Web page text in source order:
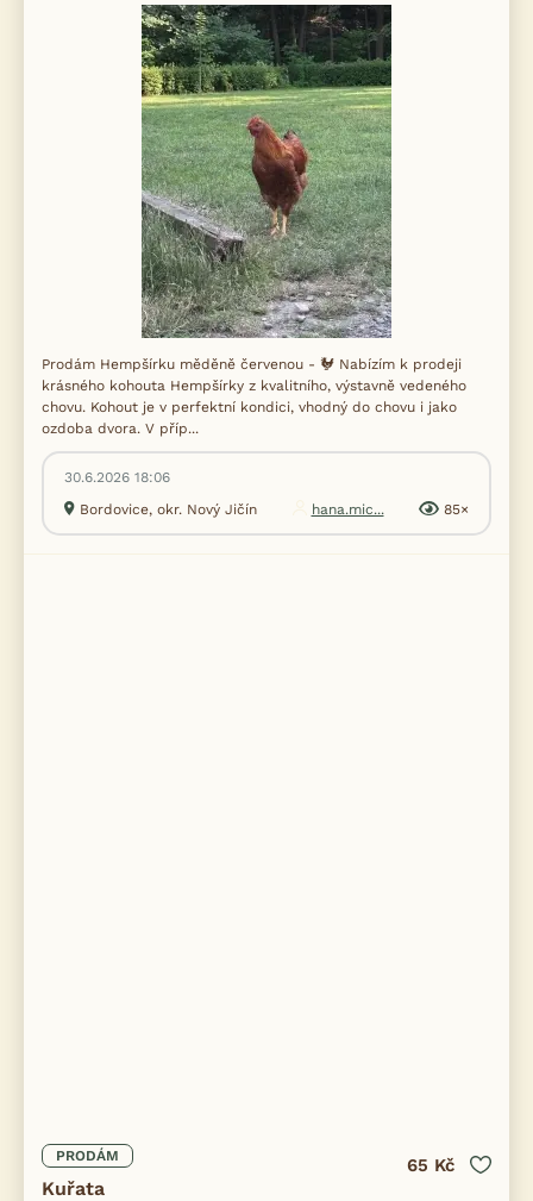
Prodám Hempšírku měděně červenou - 🐓 Nabízím k prodeji
krásného kohouta Hempšírky z kvalitního, výstavně vedeného
chovu. Kohout je v perfektní kondici, vhodný do chovu i jako
ozdoba dvora. V příp...
30.6.2026 18:06
Bordovice, okr. Nový Jičín
hana.mic... 85×
PRODÁM
Kuřata
65 Kč